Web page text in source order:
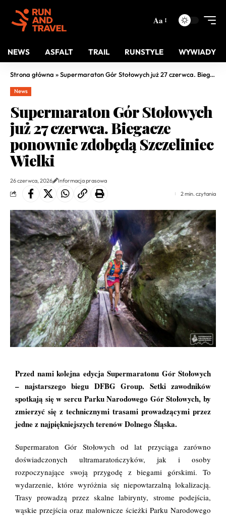
Aa
NEWS ASFALT TRAIL RUNSTYLE WYWIADY
Strona główna »Supermaraton Gór Stołowych już 27 czerwca. Biegacze ponownie zdobędą Szczeliniec Wielki
News
Supermaraton Gór Stołowych
już 27 czerwca. Biegacze
ponownie zdobędą Szczeliniec
Wielki
26 czerwca, 2026
Informacja prasowa
2 min. czytania
Przed nami kolejna edycja Supermaratonu Gór Stołowych
– najstarszego biegu DFBG Group. Setki zawodników
spotkają się w sercu Parku Narodowego Gór Stołowych, by
zmierzyć się z technicznymi trasami prowadzącymi przez
jedne z najpiękniejszych terenów Dolnego Śląska.
Supermaraton Gór Stołowych od lat przyciąga zarówno
doświadczonych ultramaratończyków, jak i osoby
rozpoczynające swoją przygodę z biegami górskimi. To
wydarzenie, które wyróżnia się niepowtarzalną lokalizacją.
Trasy prowadzą przez skalne labirynty, strome podejścia,
wąskie przejścia oraz malownicze ścieżki Parku Narodowego